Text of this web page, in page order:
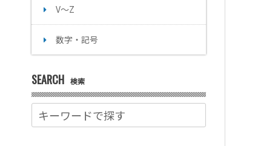
V～Z
数字・記号
SEARCH 検索